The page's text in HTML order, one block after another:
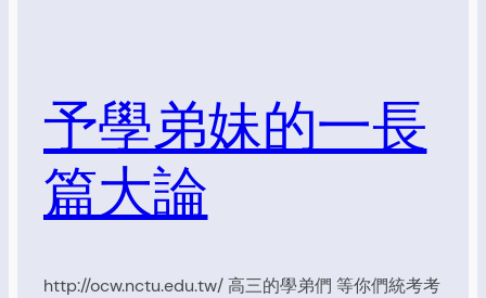
予學弟妹的一長
篇大論
http://ocw.nctu.edu.tw/ 高三的學弟們 等你們統考考